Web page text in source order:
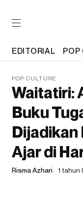
EDITORIAL POP
POP CULTURE
Waitatiri:
Buku
Dijadikan
Ajar di
Risma Azhari 1 tahun